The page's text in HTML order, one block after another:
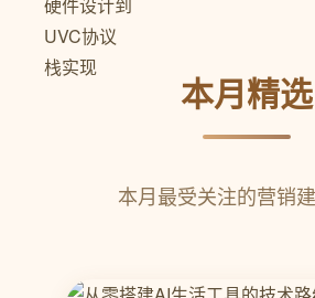
本月精选
本月最受关注的营销